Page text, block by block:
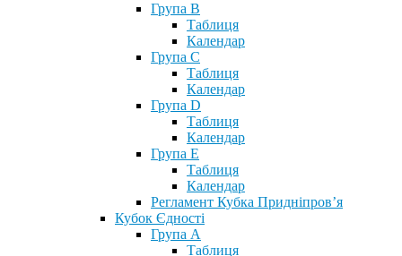
Група В
Таблиця
Календар
Група С
Таблиця
Календар
Група D
Таблиця
Календар
Група Е
Таблиця
Календар
Регламент Кубка Придніпров’я
Кубок Єдності
Група А
Таблиця